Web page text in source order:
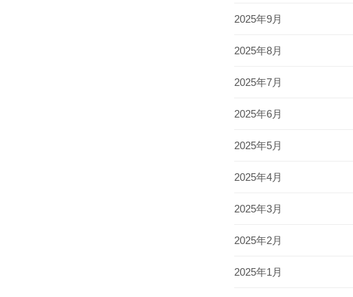
2025年9月
2025年8月
2025年7月
2025年6月
2025年5月
2025年4月
2025年3月
2025年2月
2025年1月